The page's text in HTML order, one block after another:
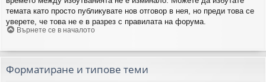
темата като просто публикувате нов отговор в нея, но преди това се
уверете, че това не е в разрез с правилата на форума.
Върнете се в началото
Форматиране и типове теми